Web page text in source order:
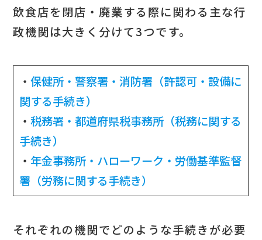
飲食店を閉店・廃業する際に関わる主な行
政機関は大きく分けて3つです。
・ 保健所・警察署・消防署（許認可・設備に
関する手続き）
・ 税務署・都道府県税事務所（税務に関する
手続き）
・ 年金事務所・ハローワーク・労働基準監督
署（労務に関する手続き）
それぞれの機関でどのような手続きが必要